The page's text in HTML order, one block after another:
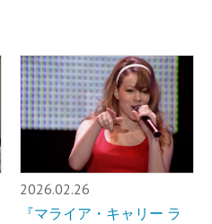
2026.02.26
『マライア・キャリー ラ